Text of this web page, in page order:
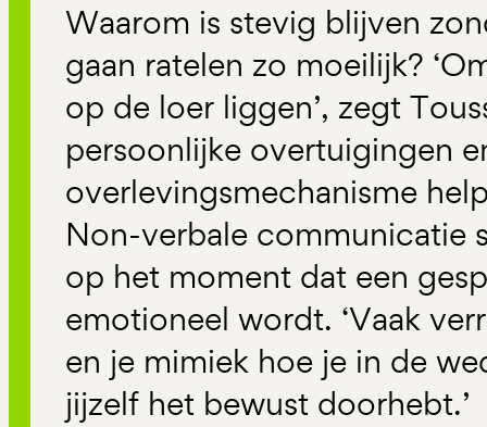
Waarom is stevig blijven
gaan ratelen zo moeilijk?
op de loer liggen’, zegt
persoonlijke overtuigingen
overlevingsmechanisme
Non-verbale communicatie
op het moment dat een
emotioneel wordt. ‘Vaak
en je mimiek hoe je in de
jijzelf het bewust doorhebt.’